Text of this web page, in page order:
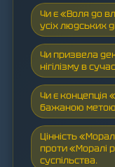
Чи є «Воля до
усіх людських
Чи призвела
нігілізму в
Чи є
бажаною
Цінність
проти «Моралі
суспільства.